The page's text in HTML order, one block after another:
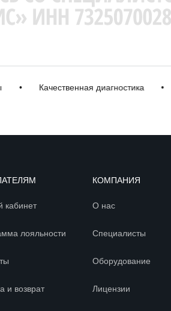
Качественная диагностика
кабинет
лояльности
и возврат
КОМПАНИЯ
О нас
Специалисты
Оборудование
Лицензии